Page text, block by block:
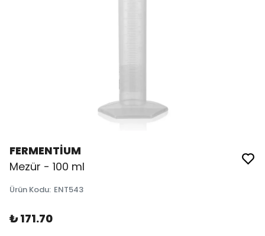
FERMENTİUM
Mezür - 100 ml
Ürün Kodu: ENT543
₺ 171.70